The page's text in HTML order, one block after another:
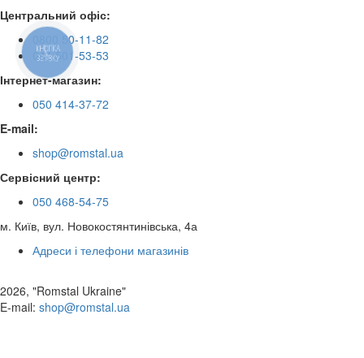
Центральний офіс:
0800 50-11-82
044 501-53-53
Інтернет-магазин:
050 414-37-72
E-mail:
shop@romstal.ua
Сервісний центр:
050 468-54-75
м. Київ, вул. Новокостянтинівська, 4а
Адреси і телефони магазинів
2026, "Romstal Ukraine"
​E-mail: shop@romstal.ua
КНОПКА
ЗВ'ЯЗКУ